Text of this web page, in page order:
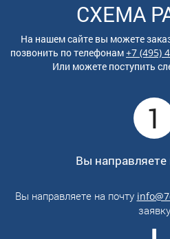
СХЕМА
На нашем сайте вы можете
позвонить потелефонам+7 (495)
Или можете поступить
1
Вы
Вы направляете на почту
заявку